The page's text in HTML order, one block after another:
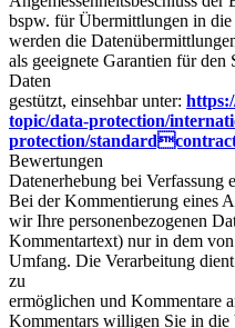
bspw. für Übermittlungen in
werden die
als geeignete Garantien für den
Daten
gestützt, einsehbar unter:
topic/data-protection/
protection/
Bewertungen
Datenerhebung bei Verfassung
Bei der Kommentierung eines
wir Ihre personenbezogenen
Kommentartext) nur in dem
Umfang. Die Verarbeitung
zu
ermöglichen und Kommentare
Kommentars willigen Sie in die